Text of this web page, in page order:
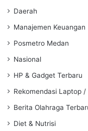
Daerah
Manajemen Keuangan
Posmetro Medan
Nasional
HP & Gadget Terbaru
Rekomendasi Laptop /
Berita Olahraga
Diet & Nutrisi